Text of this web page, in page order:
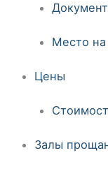
Место
Цены
Залы